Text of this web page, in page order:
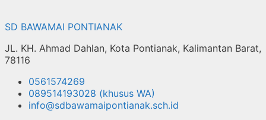
SD BAWAMAI PONTIANAK
JL. KH. Ahmad Dahlan, Kota Pontianak, Kalimantan Barat,
78116
0561574269
089514193028 (khusus WA)
info@sdbawamaipontianak.sch.id